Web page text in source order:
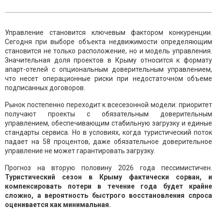
Управление становится ключевым фактором конкуренции.
Сегодня при выборе объекта недвижимости определяющим
становится не только расположение, но и модель управления.
Значительная доля проектов в Крыму относится к формату
апарт-отелей с опциональным доверительным управлением,
что несет операционные риски при недостаточном объеме
подписанных договоров.
Рынок постепенно переходит к всесезонной модели: приоритет
получают проекты с обязательным доверительным
управлением, обеспечивающим стабильную загрузку и единые
стандарты сервиса. Но в условиях, когда туристический поток
падает на 58 процентов, даже обязательное доверительное
управление не может гарантировать загрузку.
Прогноз на вторую половину 2026 года пессимистичен.
Туристический сезон в Крыму фактически сорван, и
компенсировать потери в течение года будет крайне
сложно, а вероятность быстрого восстановления спроса
оценивается как минимальная.